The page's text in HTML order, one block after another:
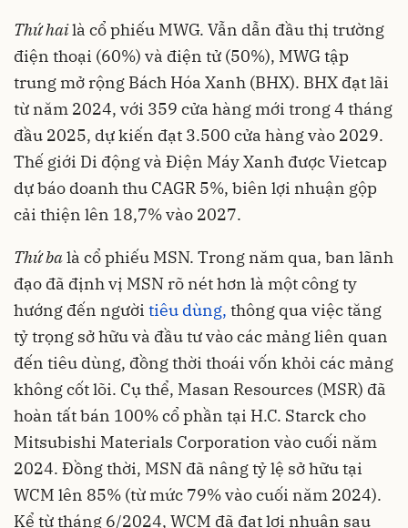
Thứ hailà cổ phiếu MWG. Vẫn dẫn đầu thị trường
điện thoại (60%) và điện tử (50%), MWG tập
trung mở rộng Bách Hóa Xanh (BHX). BHX đạt lãi
từ năm 2024, với 359 cửa hàng mới trong 4 tháng
đầu 2025, dự kiến đạt 3.500 cửa hàng vào 2029.
Thế giới Di động và Điện Máy Xanh được Vietcap
dự báo doanh thu CAGR 5%, biên lợi nhuận gộp
cải thiện lên 18,7% vào 2027.
Thứ balà cổ phiếu MSN. Trong năm qua, ban lãnh
đạo đã định vị MSN rõ nét hơn là một công ty
hướng đến người tiêu dùng, thông qua việc tăng
tỷ trọng sở hữu và đầu tư vào các mảng liên quan
đến tiêu dùng, đồng thời thoái vốn khỏi các mảng
không cốt lõi. Cụ thể, Masan Resources (MSR) đã
hoàn tất bán 100% cổ phần tại H.C. Starck cho
Mitsubishi Materials Corporation vào cuối năm
2024. Đồng thời, MSN đã nâng tỷ lệ sở hữu tại
WCM lên 85% (từ mức 79% vào cuối năm 2024).
Kể từ tháng 6/2024, WCM đã đạt lợi nhuận sau